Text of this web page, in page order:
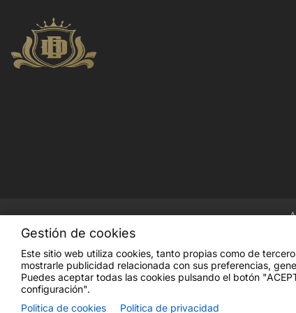
Gestión de cookies
Este sitio web utiliza cookies, tanto propias como de
mostrarle publicidad relacionada con sus preferencias,
Puedes aceptar todas las cookies pulsando el botón
configuración".
Politica de cookies
Política de privacidad